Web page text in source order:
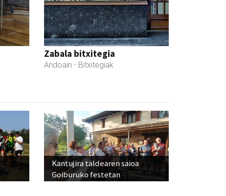
Zabala bitxitegia
Andoain - Bitxitegiak
Kantujira taldearen saioa
Goiburuko festetan